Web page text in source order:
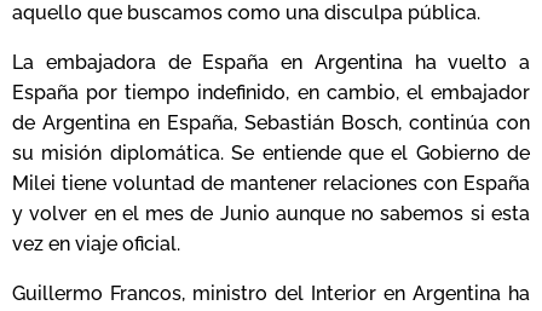
aquello que buscamos como una disculpa pública.
La embajadora de España en Argentina ha vuelto a
España por tiempo indefinido, en cambio, el embajador
de Argentina en España, Sebastián Bosch, continúa con
su misión diplomática. Se entiende que el Gobierno de
Milei tiene voluntad de mantener relaciones con España
y volver en el mes de Junio aunque no sabemos si esta
vez en viaje oficial.
Guillermo Francos, ministro del Interior en Argentina ha